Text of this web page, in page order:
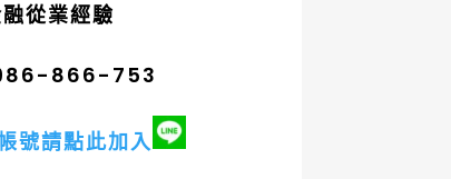
從業經驗
866-753
號請點此加入